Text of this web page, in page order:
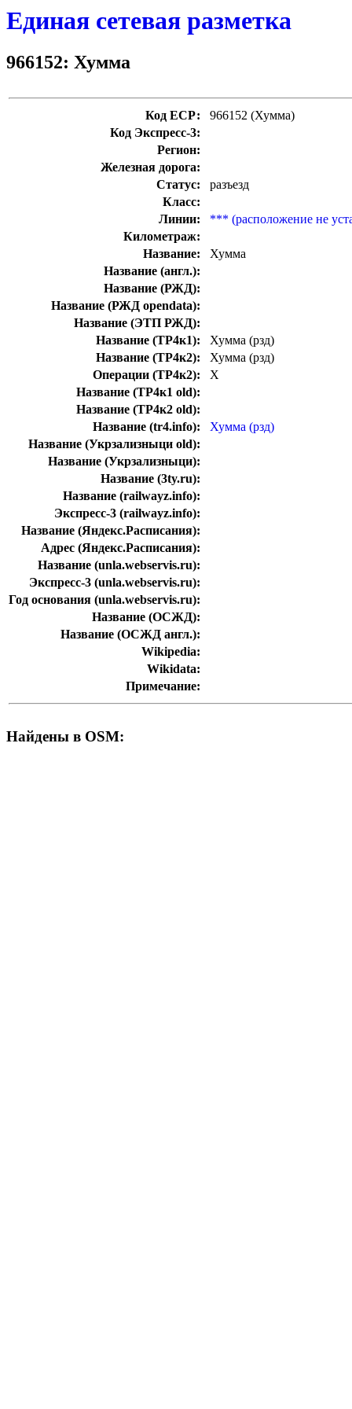
Единая сетевая разметка
966152: Хумма
Код ЕСР:
966152 (Хумма)
Код Экспресс-3:
Регион:
Железная дорога:
Статус:
разъезд
Класс:
Линии:
*** (расположение не
Километраж:
Название:
Хумма
Название (англ.):
Название (РЖД):
Название (РЖД opendata):
Название (ЭТП РЖД):
Название (ТР4к1):
Хумма (рзд)
Название (ТР4к2):
Хумма (рзд)
Операции (ТР4к2):
Х
Название (ТР4к1 old):
Название (ТР4к2 old):
Название (tr4.info):
Хумма (рзд)
Название (Укрзализныци old):
Название (Укрзализныци):
Название (3ty.ru):
Название (railwayz.info):
Экспресс-3 (railwayz.info):
Название (Яндекс.Расписания):
Адрес (Яндекс.Расписания):
Название (unla.webservis.ru):
Экспресс-3 (unla.webservis.ru):
Год основания (unla.webservis.ru):
Название (ОСЖД):
Название (ОСЖД англ.):
Wikipedia:
Wikidata:
Примечание:
Найдены в OSM: